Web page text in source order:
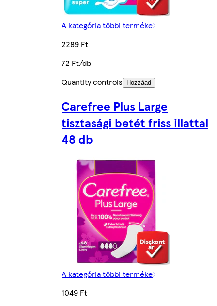
A kategória többi terméke
2289 Ft
72 Ft/db
Quantity controls
Hozzáad
Carefree Plus Large
tisztasági betét friss illattal
48 db
A kategória többi terméke
1049 Ft